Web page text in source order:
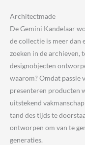
Architectmade
De Gemini Kandelaar
de collectie is meer dan
zoeken in de archieven,
designobjecten
waarom? Omdat passie
presenteren producten
uitstekend
tand des tijds te
ontworpen om van te
generaties.